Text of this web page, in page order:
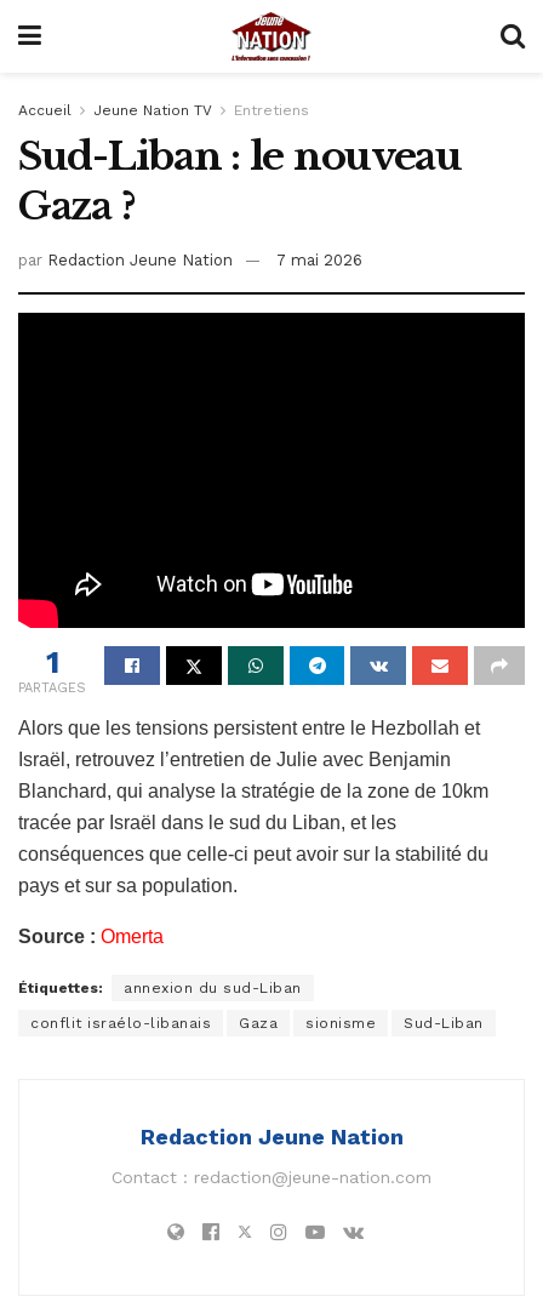
Accueil Jeune Nation TV Entretiens
Sud-Liban : le nouveau
Gaza ?
par Redaction Jeune Nation 7 mai 2026
1
PARTAGES
Alors que les tensions persistent entre le Hezbollah et
Israël, retrouvez l’entretien de Julie avec Benjamin
Blanchard, qui analyse la stratégie de la zone de 10km
tracée par Israël dans le sud du Liban, et les
conséquences que celle-ci peut avoir sur la stabilité du
pays et sur sa population.
Source : Omerta
Étiquettes: annexion du sud-Liban
conflit israélo-libanais Gaza sionisme Sud-Liban
Redaction Jeune Nation
Contact : redaction@jeune-nation.com